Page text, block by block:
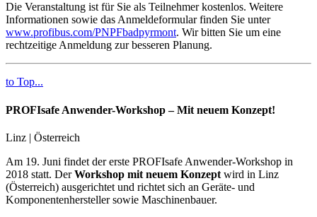
Die Veranstaltung ist für Sie als Teilnehmer kostenlos. Weitere
Informationen sowie das Anmeldeformular finden Sie unter
www.profibus.com/PNPFbadpyrmont. Wir bitten Sie um eine
rechtzeitige Anmeldung zur besseren Planung.
to Top...
PROFIsafe Anwender-Workshop – Mit neuem Konzept!
Linz | Österreich
Am 19. Juni findet der erste PROFIsafe Anwender-Workshop in
2018 statt. DerWorkshop mit neuem Konzept wird in Linz
(Österreich) ausgerichtet und richtet sich an Geräte- und
Komponentenhersteller sowie Maschinenbauer.